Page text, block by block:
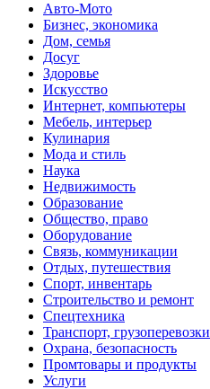
Авто-Мото
Бизнес, экономика
Дом, семья
Досуг
Здоровье
Искусство
Интернет, компьютеры
Мебель, интерьер
Кулинария
Мода и стиль
Наука
Недвижимость
Образование
Общество, право
Оборудование
Связь, коммуникации
Отдых, путешествия
Спорт, инвентарь
Строительство и ремонт
Спецтехника
Транспорт, грузоперевозки
Охрана, безопасность
Промтовары и продукты
Услуги